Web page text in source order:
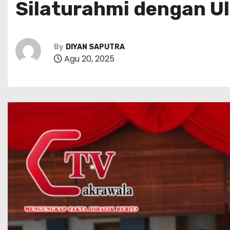
Silaturahmi dengan
By DIYAN SAPUTRA
Agu 20, 2025